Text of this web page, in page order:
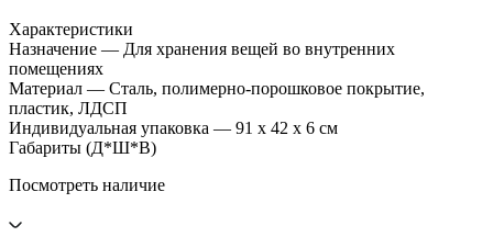
Характеристики
Назначение — Для хранения вещей во внутренних
помещениях
Материал — Сталь, полимерно-порошковое покрытие,
пластик, ЛДСП
Индивидуальная упаковка — 91 х 42 х 6 см
Габариты (Д*Ш*В)
Посмотреть наличие